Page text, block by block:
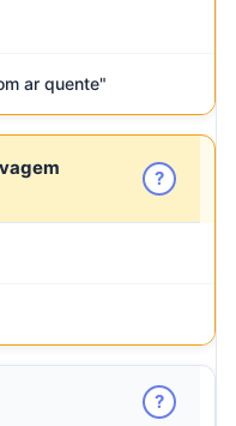
ar quente"
?
?